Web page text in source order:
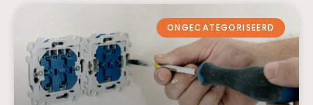
ONGECATEGORISEERD